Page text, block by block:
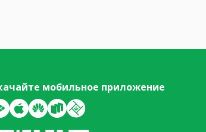
мобильное приложение